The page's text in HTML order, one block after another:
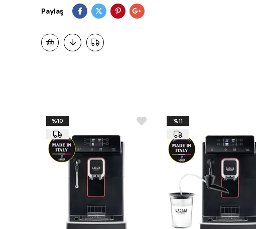
Paylaş
%10 %11